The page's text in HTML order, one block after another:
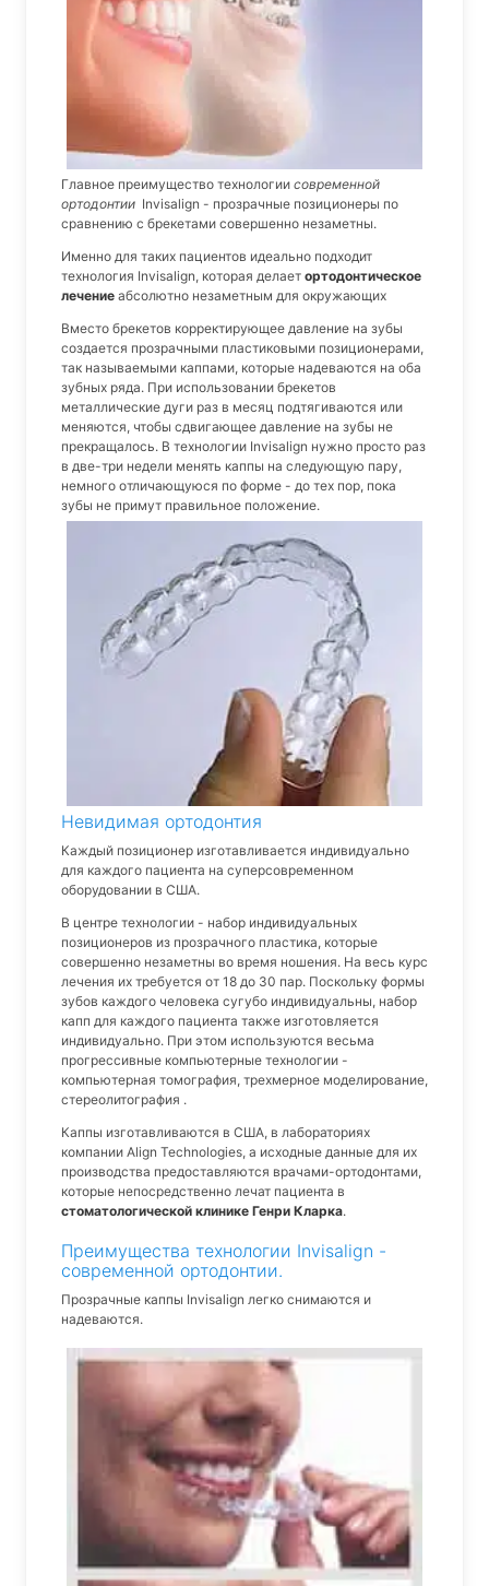
Главное преимущество технологии современной
ортодонтии Invisalign - прозрачные позиционеры по
сравнению с брекетами совершенно незаметны.
Именно для таких пациентов идеально подходит
технология Invisalign, которая делает ортодонтическое
лечение абсолютно незаметным для окружающих
Вместо брекетов корректирующее давление на зубы
создается прозрачными пластиковыми позиционерами,
так называемыми каппами, которые надеваются на оба
зубных ряда. При использовании брекетов
металлические дуги раз в месяц подтягиваются или
меняются, чтобы сдвигающее давление на зубы не
прекращалось. В технологии Invisalign нужно просто раз
в две-три недели менять каппы на следующую пару,
немного отличающуюся по форме - до тех пор, пока
зубы не примут правильное положение.
Невидимая ортодонтия
Каждый позиционер изготавливается индивидуально
для каждого пациента на суперсовременном
оборудовании в США.
В центре технологии - набор индивидуальных
позиционеров из прозрачного пластика, которые
совершенно незаметны во время ношения. На весь курс
лечения их требуется от 18 до 30 пар. Поскольку формы
зубов каждого человека сугубо индивидуальны, набор
капп для каждого пациента также изготовляется
индивидуально. При этом используются весьма
прогрессивные компьютерные технологии -
компьютерная томография, трехмерное моделирование,
стереолитография .
Каппы изготавливаются в США, в лабораториях
компании Align Technologies, а исходные данные для их
производства предоставляются врачами-ортодонтами,
которые непосредственно лечат пациента в
стоматологической клинике Генри Кларка.
Преимущества технологии Invisalign -
современной ортодонтии.
Прозрачные каппы Invisalign легко снимаются и
надеваются.